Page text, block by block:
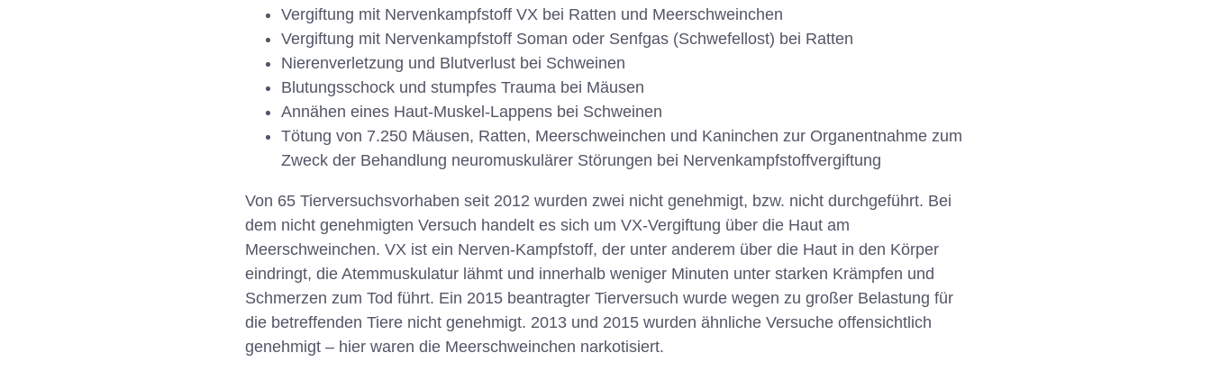
Vergiftung mit Nervenkampfstoff VX bei Ratten und Meerschweinchen
Vergiftung mit Nervenkampfstoff Soman oder Senfgas (Schwefellost) bei Ratten
Nierenverletzung und Blutverlust bei Schweinen
Blutungsschock und stumpfes Trauma bei Mäusen
Annähen eines Haut-Muskel-Lappens bei Schweinen
Tötung von 7.250 Mäusen, Ratten, Meerschweinchen und Kaninchen zur Organentnahme zum
Zweck der Behandlung neuromuskulärer Störungen bei Nervenkampfstoffvergiftung
Von 65 Tierversuchsvorhaben seit 2012 wurden zwei nicht genehmigt, bzw. nicht durchgeführt. Bei
dem nicht genehmigten Versuch handelt es sich um VX-Vergiftung über die Haut am
Meerschweinchen. VX ist ein Nerven-Kampfstoff, der unter anderem über die Haut in den Körper
eindringt, die Atemmuskulatur lähmt und innerhalb weniger Minuten unter starken Krämpfen und
Schmerzen zum Tod führt. Ein 2015 beantragter Tierversuch wurde wegen zu großer Belastung für
die betreffenden Tiere nicht genehmigt. 2013 und 2015 wurden ähnliche Versuche offensichtlich
genehmigt – hier waren die Meerschweinchen narkotisiert.